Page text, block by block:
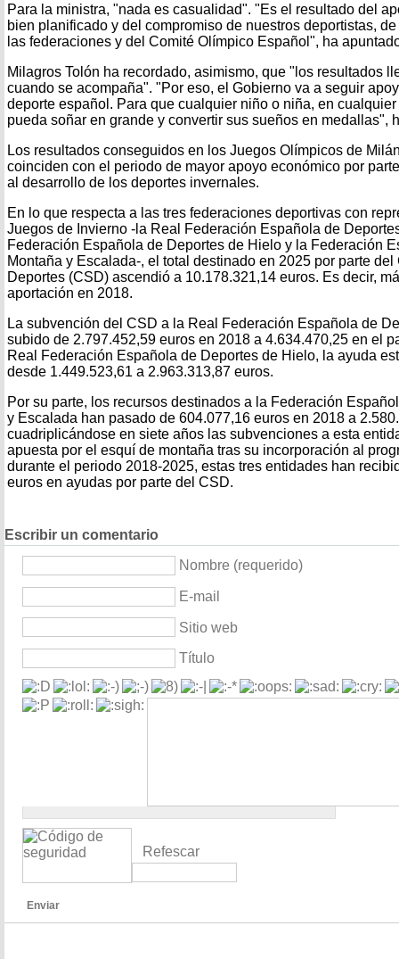
Para la ministra, "nada es casualidad". "Es el resultado del
bien planificado y del compromiso de nuestros deportistas,
las federaciones y del Comité Olímpico Español", ha
Milagros Tolón ha recordado, asimismo, que "los resultados
cuando se acompaña". "Por eso, el Gobierno va a seguir
deporte español. Para que cualquier niño o niña, en
pueda soñar en grande y convertir sus sueños en medallas",
Los resultados conseguidos en los Juegos Olímpicos de
coinciden con el periodo de mayor apoyo económico por
al desarrollo de los deportes invernales.
En lo que respecta a las tres federaciones deportivas con
Juegos de Invierno -la Real Federación Española de
Federación Española de Deportes de Hielo y la Federación
Montaña y Escalada-, el total destinado en 2025 por parte
Deportes (CSD) ascendió a 10.178.321,14 euros. Es decir,
aportación en 2018.
La subvención del CSD a la Real Federación Española de
subido de 2.797.452,59 euros en 2018 a 4.634.470,25 en el
Real Federación Española de Deportes de Hielo, la ayuda
desde 1.449.523,61 a 2.963.313,87 euros.
Por su parte, los recursos destinados a la Federación
y Escalada han pasado de 604.077,16 euros en 2018 a
cuadriplicándose en siete años las subvenciones a esta
apuesta por el esquí de montaña tras su incorporación al
durante el periodo 2018-2025, estas tres entidades han
euros en ayudas por parte del CSD.
Escribir un comentario
Nombre (requerido)
E-mail
Sitio web
Título
Refescar
Enviar